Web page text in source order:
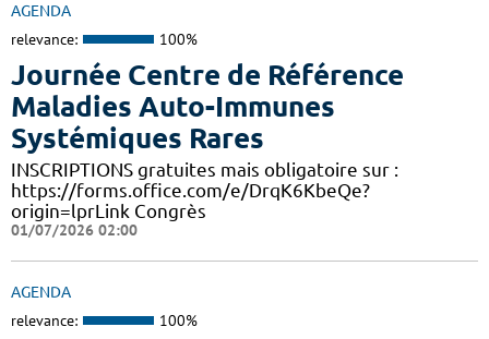
AGENDA
relevance: 100%
Journée Centre de Référence
Maladies Auto-Immunes
Systémiques Rares
INSCRIPTIONS gratuites mais obligatoire sur :
https://forms.office.com/e/DrqK6KbeQe?
origin=lprLink Congrès
01/07/2026 02:00
AGENDA
relevance: 100%